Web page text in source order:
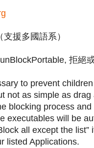
援多國語系）
拒絕
to prevent
not as simple as
blocking process
executables will be
all except the
listed Applications.